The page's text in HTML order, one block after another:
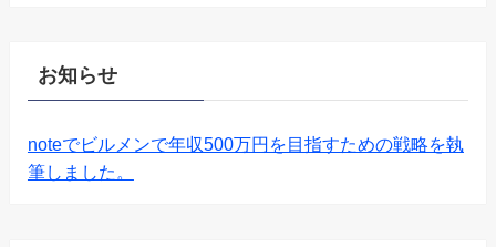
お知らせ
noteでビルメンで年収500万円を目指すための戦略を執
筆しました。